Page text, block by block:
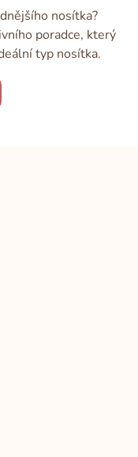
nosítka?
poradce, který
typ nosítka.